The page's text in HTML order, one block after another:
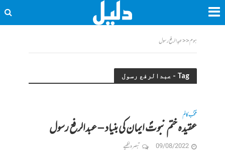
ہوم<<عبدالرفع رسول
Tag - عبدالرفع رسول
منتخب کالم
عقیدہ ختم نبوتؐ ایمان کی بنیاد – عبدالرفع رسول
09/08/2022 تبصرہ لکھیے